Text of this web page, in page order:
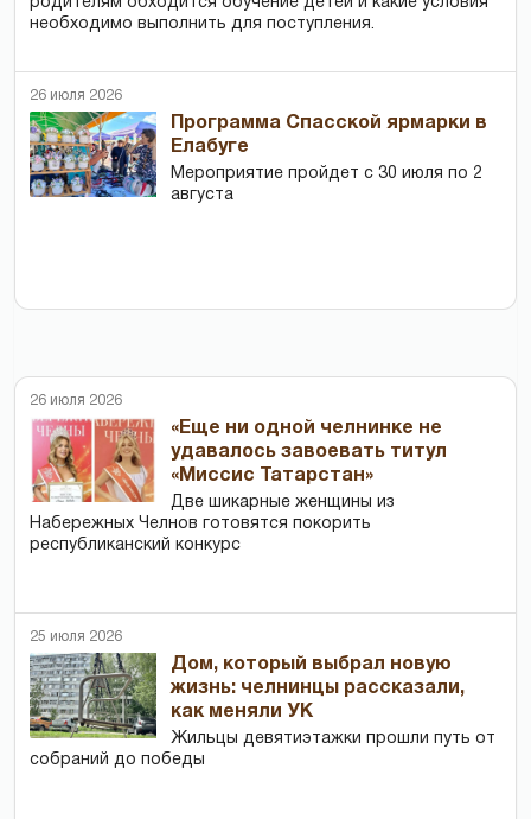
необходимо выполнить для поступления.
26 июля 2026
Программа Спасской ярмарки в
Елабуге
Мероприятие пройдет с 30 июля по 2
августа
26 июля 2026
«Еще ни одной челнинке не
удавалось завоевать титул
«Миссис Татарстан»
Две шикарные женщины из
Набережных Челнов готовятся покорить
республиканский конкурс
25 июля 2026
Дом, который выбрал новую
жизнь: челнинцы рассказали,
как меняли УК
Жильцы девятиэтажки прошли путь от
собраний до победы